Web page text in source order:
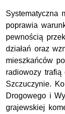
Systematyczna
poprawia
pewnością
działań oraz
mieszkańców
radiowozy
Szczuczynie.
Drogowego i
grajewskiej